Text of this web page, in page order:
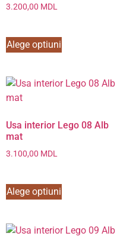
3.200,00 MDL
Alege optiuni
Usa interior Lego 08 Alb
mat
3.100,00 MDL
Alege optiuni